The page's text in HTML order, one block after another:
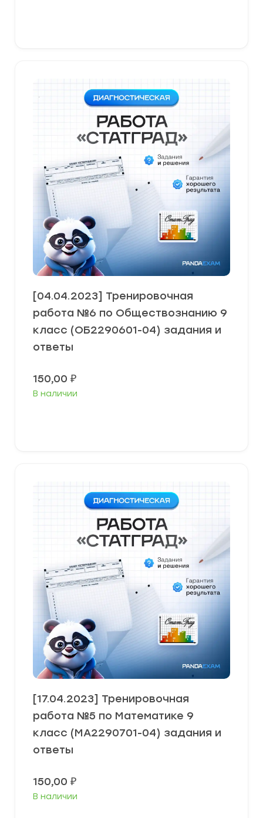
[04.04.2023] Тренировочная
работа №6 по Обществознанию 9
класс (ОБ2290601-04) задания и
ответы
150,00 ₽
В наличии
[17.04.2023] Тренировочная
работа №5 по Математике 9
класс (МА2290701-04) задания и
ответы
150,00 ₽
В наличии